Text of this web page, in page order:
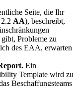
Seite, die Ihr
AA), beschreibt,
Probleme zu
des EAA, erwarten
Ein
Template wird zu
Beschaffungsteams